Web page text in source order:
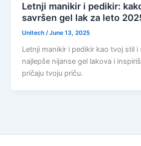
Letnji manikir i pedikir:
savršen gel lak za leto
Unitech/June 13, 2025
Letnji manikir i pedikir kao tvoj stil i
najlepše nijanse gel lakova i
pričaju tvoju priču.